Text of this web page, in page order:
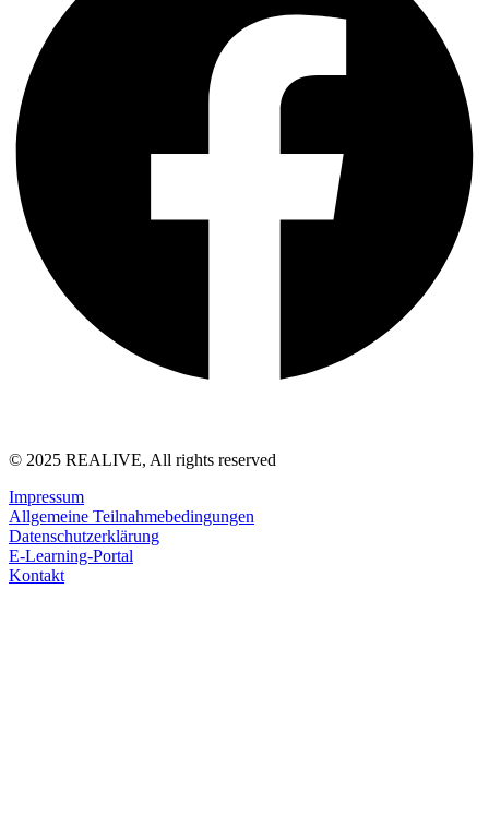
© 2025 REALIVE, All rights reserved
Impressum
Allgemeine Teilnahmebedingungen
Datenschutzerklärung
E-Learning-Portal
Kontakt